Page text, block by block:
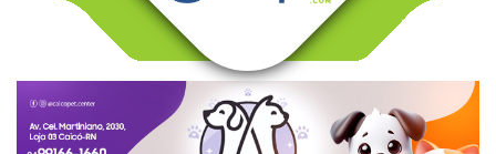
v
g
t